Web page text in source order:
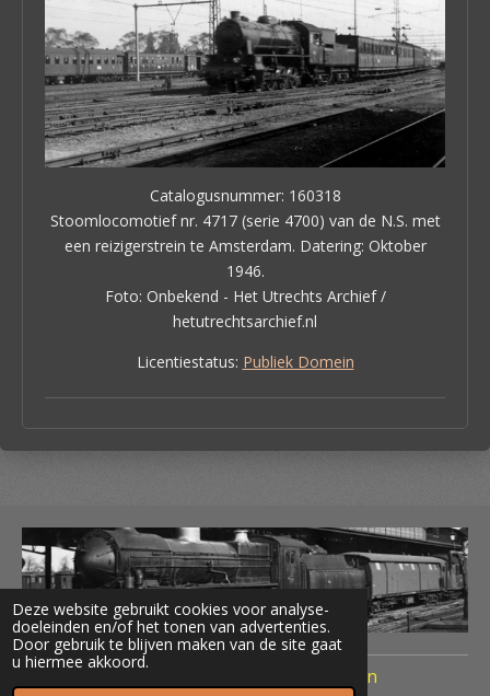
Deze website gebruikt cookies voor analyse-
doeleinden en/of het tonen van advertenties.
Door gebruik te blijven maken van de site gaat
u hiermee akkoord.
Catalogusnummer: 160318
Stoomlocomotief nr. 4717 (serie 4700) van de N.S. met
een reizigerstrein te Amsterdam. Datering: Oktober
1946.
Foto: Onbekend - Het Utrechts Archief /
hetutrechtsarchief.nl
Licentiestatus: Publiek Domein
© 2020 Treinen Nederland Terug naar Toen